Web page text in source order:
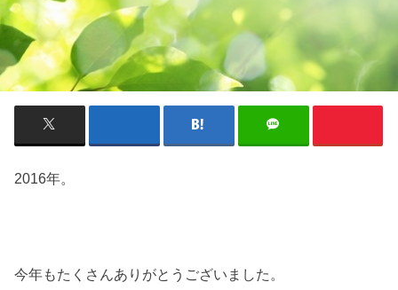
2016年。
今年もたくさんありがとうございました。